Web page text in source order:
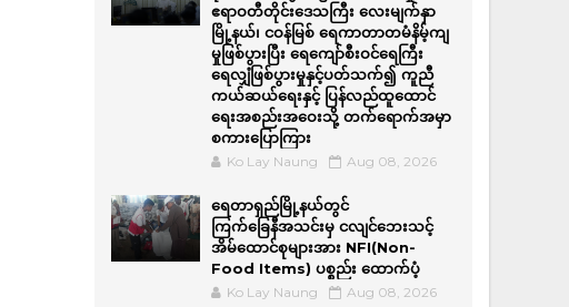
ဧရာဝတီတိုင်းဒေသကြီး လေးမျက်နှာ
မြို့နယ်၊ ငဝန်မြစ် ရေကာတာတမံနိမ့်ကျ
မှုဖြစ်ပွားပြီး ရေကျော်စီးဝင်ရေကြီး
ရေလျှံဖြစ်ပွားမှုနှင့်ပတ်သက်၍ ကူညီ
ကယ်ဆယ်ရေးနှင့် ပြန်လည်ထူထောင်
ရေးအစည်းအဝေးသို့ တက်ရောက်အမှာ
စကားပြောကြား
Ko Lay Naung Aug 08, 2026
ရေတာရှည်မြို့နယ်တွင်
ကြက်ခြေနီအသင်းမှ ငလျင်ဘေးသင့်
အိမ်‌ထောင်စုများအား NFI(Non-
Food Items) ပစ္စည်း ထောက်ပံ့
Ko Lay Naung Aug 08, 2026